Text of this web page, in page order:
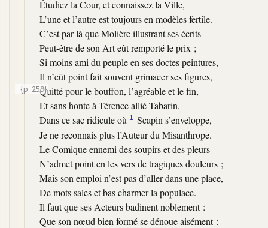
Étudiez la Cour, et connaissez la Ville,
L’une et l’autre est toujours en modèles fertile.
C’est par là que Molière illustrant ses écrits
Peut-être de son Art eût remporté le prix ;
Si moins ami du peuple en ses doctes peintures,
Il n’eût point fait souvent grimacer ses figures,
{p. 259}Quitté pour le bouffon, l’agréable et le fin,
Et sans honte à Térence allié Tabarin.
Dans ce sac ridicule où 1 Scapin s’enveloppe,
Je ne reconnais plus l’Auteur du Misanthrope.
Le Comique ennemi des soupirs et des pleurs
N’admet point en les vers de tragiques douleurs ;
Mais son emploi n’est pas d’aller dans une place,
De mots sales et bas charmer la populace.
Il faut que ses Acteurs badinent noblement :
Que son nœud bien formé se dénoue aisément :